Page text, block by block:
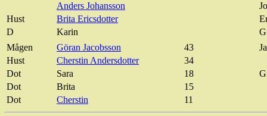
Anders Johansson
Hust
Brita Ericsdotter
D
Karin
Mågen
Göran Jacobsson 43
Hust
CherstinAndersdotter
34
Dot
Sara 18
Dot
Brita
15
Dot
Cherstin 11